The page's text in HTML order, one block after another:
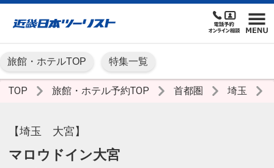
旅館・ホテルTOP 特集一覧
TOP 旅館・ホテル予約TOP 首都圏 埼玉
【埼玉 大宮】
マロウドイン大宮